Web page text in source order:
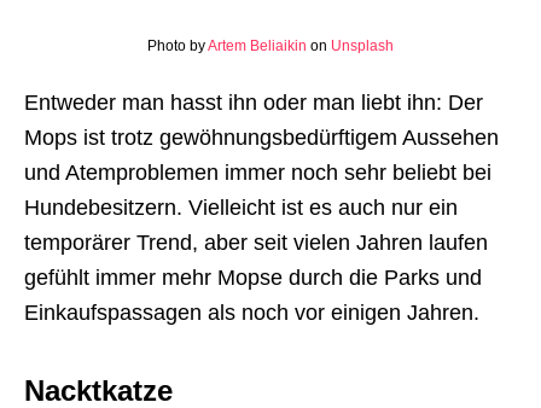
Photo byArtem Beliaikin on Unsplash
Entweder man hasst ihn oder man liebt ihn: Der
Mops ist trotz gewöhnungsbedürftigem Aussehen
und Atemproblemen immer noch sehr beliebt bei
Hundebesitzern. Vielleicht ist es auch nur ein
temporärer Trend, aber seit vielen Jahren laufen
gefühlt immer mehr Mopse durch die Parks und
Einkaufspassagen als noch vor einigen Jahren.
Nacktkatze